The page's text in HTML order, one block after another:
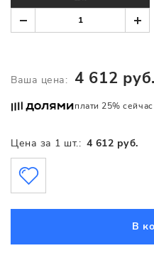
Цена за 1 шт.: 4 612 руб.
Ваша цена: 4 612 руб.
плати 25%
В